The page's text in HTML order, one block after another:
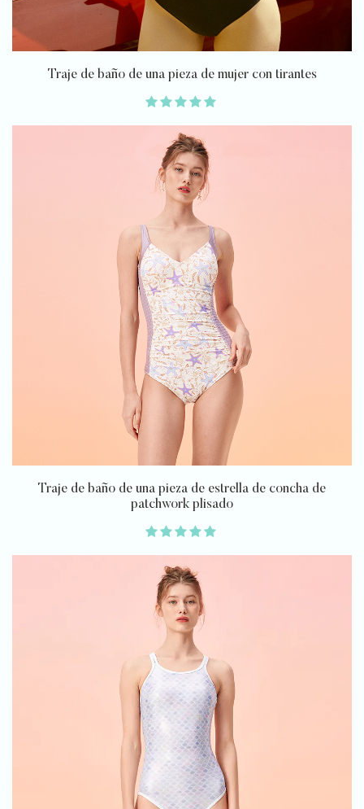
Traje de baño de una pieza de mujer con tirantes
Traje de baño de una pieza de estrella de concha de
patchwork plisado